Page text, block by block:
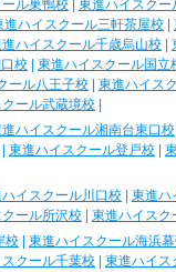
ル巣鴨校 東進ハイスクー
進ハイスクール三軒茶屋校
ハイスクール千歳烏山校
校 東進ハイスクール国立
ール八王子校 東進ハイス
ール武蔵境校
ハイスクール湘南台東口校
東進ハイスクール登戸校
イスクール川口校 東進ハ
ール所沢校 東進ハイスク
校 東進ハイスクール海浜
クール千葉校 東進ハイス